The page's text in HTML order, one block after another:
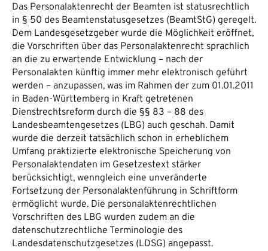
Das Personalaktenrecht der Beamten ist statusrechtlich
in § 50 des Beamtenstatusgesetzes (BeamtStG) geregelt.
Dem Landesgesetzgeber wurde die Möglichkeit eröffnet,
die Vorschriften über das Personalaktenrecht sprachlich
an die zu erwartende Entwicklung – nach der
Personalakten künftig immer mehr elektronisch geführt
werden – anzupassen, was im Rahmen der zum 01.01.2011
in Baden-Württemberg in Kraft getretenen
Dienstrechtsreform durch die §§ 83 – 88 des
Landesbeamtengesetzes (LBG) auch geschah. Damit
wurde die derzeit tatsächlich schon in erheblichem
Umfang praktizierte elektronische Speicherung von
Personalaktendaten im Gesetzestext stärker
berücksichtigt, wenngleich eine unveränderte
Fortsetzung der Personalaktenführung in Schriftform
ermöglicht wurde. Die personalaktenrechtlichen
Vorschriften des LBG wurden zudem an die
datenschutzrechtliche Terminologie des
Landesdatenschutzgesetzes (LDSG) angepasst.